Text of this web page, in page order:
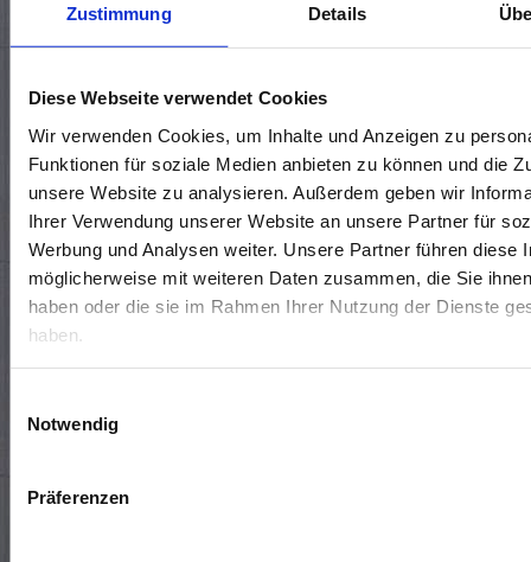
Zustimmung Details
Diese Webseite verwendet Cookies
Wir verwenden Cookies, um Inhalte und Anzeigen zu
Funktionen für soziale Medien anbieten zu können und die
unsere Website zu analysieren. Außerdem geben wir
Ihrer Verwendung unserer Website an unsere Partner für
Werbung und Analysen weiter. Unsere Partner führen diese
möglicherweise mit weiteren Daten zusammen, die Sie
haben oder die sie im Rahmen Ihrer Nutzung der Dienste
haben.
Notwendig
Präferenzen
Standort wählen*
Termin vereinbaren
Allgemeine Frage